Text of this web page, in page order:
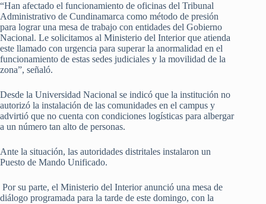
“Han afectado el funcionamiento de oficinas del Tribunal
Administrativo de Cundinamarca como método de presión
para lograr una mesa de trabajo con entidades del Gobierno
Nacional. Le solicitamos al Ministerio del Interior que atienda
este llamado con urgencia para superar la anormalidad en el
funcionamiento de estas sedes judiciales y la movilidad de la
zona”, señaló.
Desde la Universidad Nacional se indicó que la institución no
autorizó la instalación de las comunidades en el campus y
advirtió que no cuenta con condiciones logísticas para albergar
a un número tan alto de personas.
Ante la situación, las autoridades distritales instalaron un
Puesto de Mando Unificado.
Por su parte, el Ministerio del Interior anunció una mesa de
diálogo programada para la tarde de este domingo, con la